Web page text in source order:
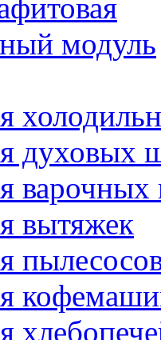
модуль
духовых
варочных
вытяжек